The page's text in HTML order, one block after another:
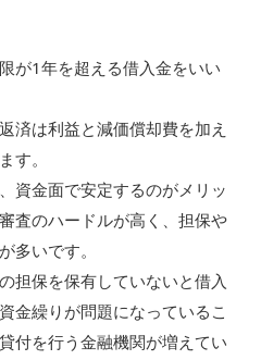
が1年を超える借入金をいい
済は利益と減価償却費を加え
す。
資金面で安定するのがメリッ
査のハードルが高く、担保や
多いです。
担保を保有していないと借入
金繰りが問題になっているこ
付を行う金融機関が増えてい